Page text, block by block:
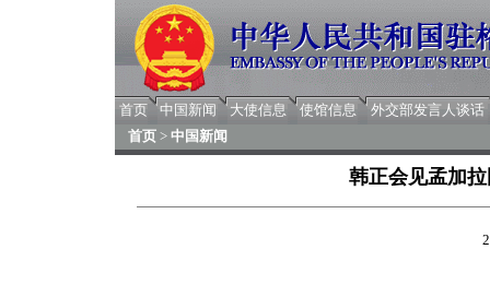
首页 中国新闻 大使信息 使馆信息
外交部发言人谈话
首页 > 中国新闻
韩正会见孟加